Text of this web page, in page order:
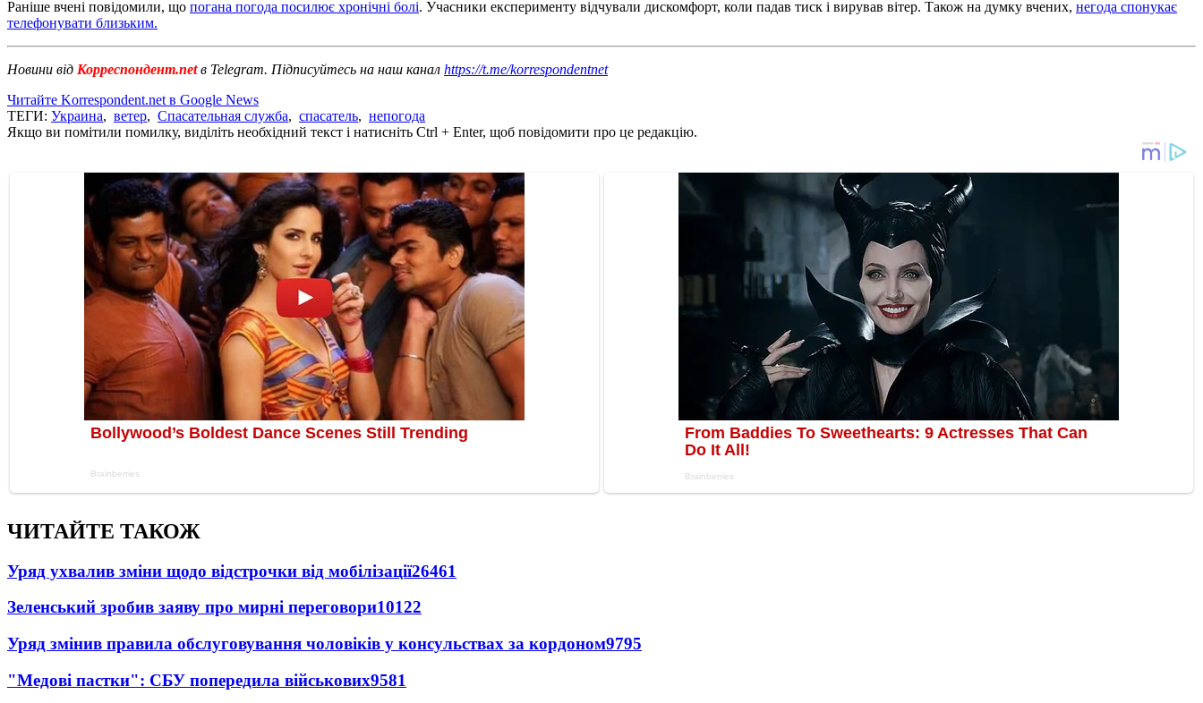
Раніше вчені повідомили, що погана погода посилює хронічні болі. Учасники експерименту відчували дискомфорт, коли падав тиск і вирував вітер. Також на думку вчених, негода спонукає
телефонувати близьким.
Новини від Корреспондент.netв Telegram. Підписуйтесь на наш канал https://t.me/korrespondentnet
Читайте Korrespondent.net в Google News
ТЕГИ: Украина, ветер, Спасательная служба, спасатель, непогода
Якщо ви помітили помилку, виділіть необхідний текст і натисніть Ctrl + Enter, щоб повідомити про це редакцію.
ЧИТАЙТЕ ТАКОЖ
Уряд ухвалив зміни щодо відстрочки від мобілізації26461
Зеленський зробив заяву про мирні переговори10122
Уряд змінив правила обслуговування чоловіків у консульствах за кордоном9795
"Медові пастки": СБУ попередила військових9581